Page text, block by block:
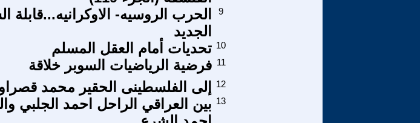
الحرب الروسيه-
الجديد
9
تحديات أمام العقل المسلم 10
فرضية الرياضيات السوبر خلاقة 11
إلى الفلسطينى الحقير محمد
12
بين العراقي الراحل احمد الجلبي 13